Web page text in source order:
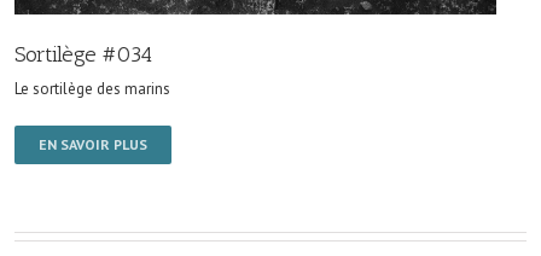
Sortilège #034
Le sortilège des marins
EN SAVOIR PLUS